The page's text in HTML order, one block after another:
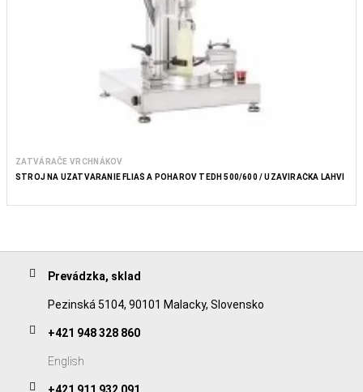
ZATVÁRAČE VRCHNÁKOV
STROJ NA UZATVÁRANIE FLIAŠ A POHÁROV TEDH 500/600 / UZAVÍRAČKA LAHVÍ
Prevádzka, sklad
Pezinská 5104, 90101 Malacky, Slovensko
+421 948 328 860
English